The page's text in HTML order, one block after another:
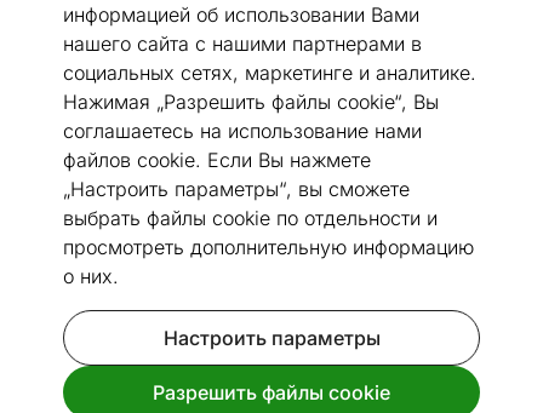
информацией об использовании Вами
нашего сайта с нашими партнерами в
социальных сетях, маркетинге и аналитике.
Нажимая „Разрешить файлы cookie“, Вы
соглашаетесь на использование нами
файлов cookie. Если Вы нажмете
„Настроить параметры“, вы сможете
выбрать файлы cookie по отдельности и
просмотреть дополнительную информацию
о них.
Настроить параметры
Разрешить файлы cookie
Перейти к слайду 1
Перейти к слайду 2
Перейти к слайду 3
Размеры Посмотреть похожие
Холодильник Frigelux CB255RNA
черный
Код 478830